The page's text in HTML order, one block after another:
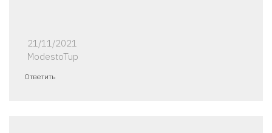
21/11/2021
ModestoTup
Ответить